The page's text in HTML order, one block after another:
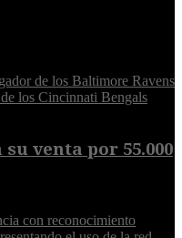
venta por 55.000